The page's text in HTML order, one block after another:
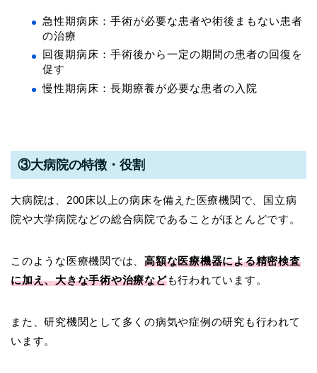
急性期病床：手術が必要な患者や術後まもない患者
の治療
回復期病床：手術後から一定の期間の患者の回復を
促す
慢性期病床：長期療養が必要な患者の入院
③大病院の特徴・役割
大病院は、200床以上の病床を備えた医療機関で、国立病
院や大学病院などの総合病院であることがほとんどです。
このような医療機関では、高額な医療機器による精密検査
に加え、大きな手術や治療なども行われています。
また、研究機関として多くの病気や症例の研究も行われて
います。